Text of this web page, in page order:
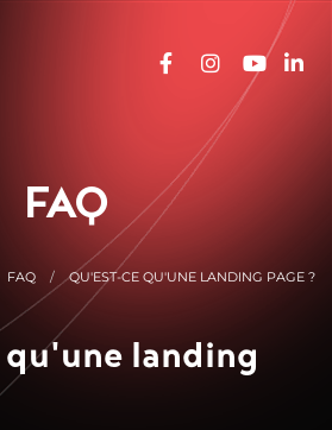
FAQ
FAQ QU'EST-CE QU'UNE LANDING PAGE ?
landing